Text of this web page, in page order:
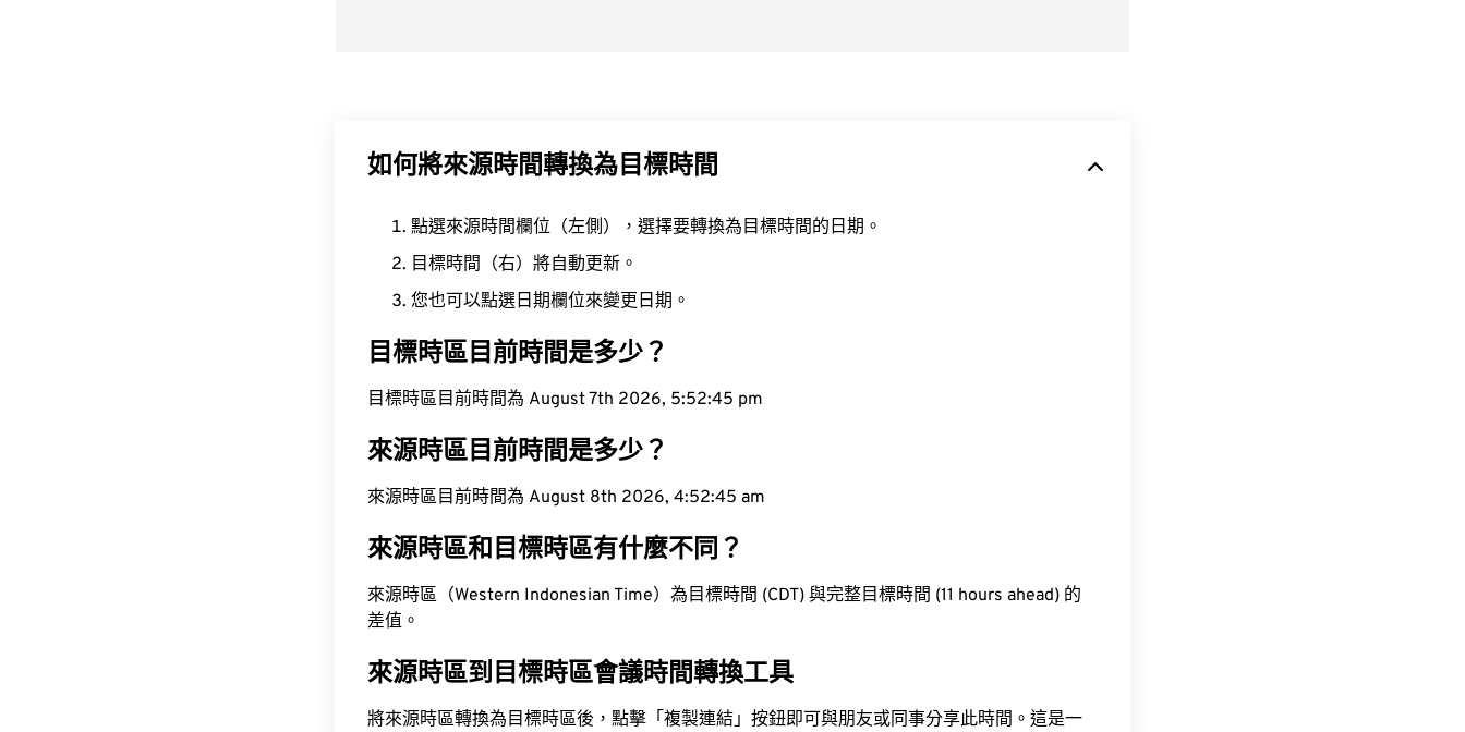
如何將來源時間轉換為目標時間
點選來源時間欄位（左側），選擇要轉換為目標時間的日期。
目標時間（右）將自動更新。
您也可以點選日期欄位來變更日期。
目標時區目前時間是多少？
目標時區目前時間為 August 7th 2026, 5:52:46 pm
來源時區目前時間是多少？
來源時區目前時間為 August 8th 2026, 4:52:46 am
來源時區和目標時區有什麼不同？
來源時區（Western Indonesian Time）為目標時間 (CDT) 與完整目標時間 (11 hours ahead) 的
差值。
來源時區到目標時區會議時間轉換工具
將來源時區轉換為目標時區後，點擊「複製連結」按鈕即可與朋友或同事分享此時間。這是一